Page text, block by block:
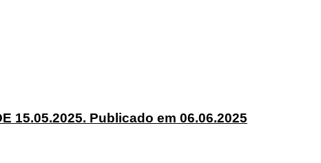
15.05.2025. Publicado em 06.06.2025